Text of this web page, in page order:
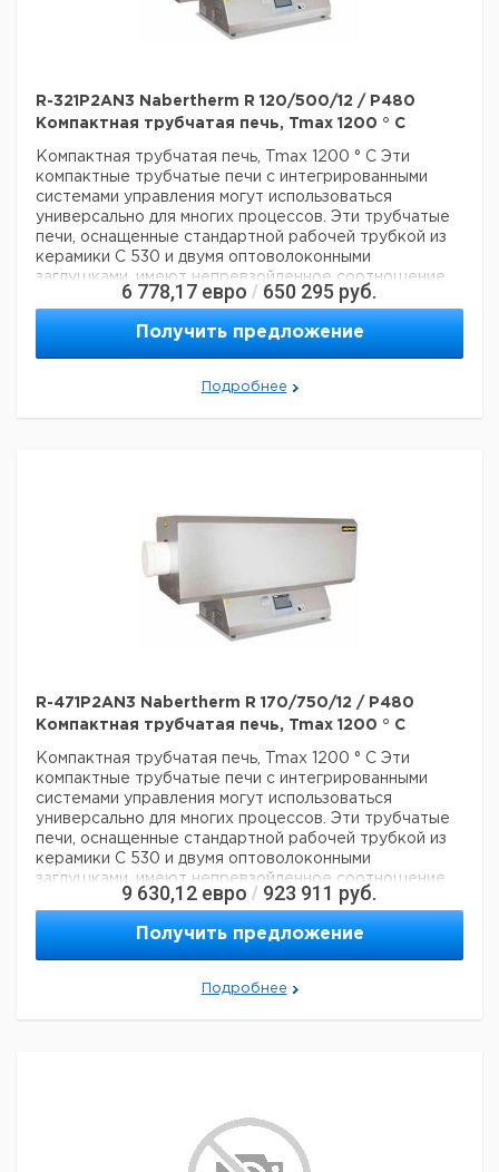
R-321P2AN3 Nabertherm R 120/500/12 / P480
Компактная трубчатая печь, Tmax 1200 ° C
Компактная трубчатая печь, Tmax 1200 ° C Эти
компактные трубчатые печи с интегрированными
системами управления могут использоваться
универсально для многих процессов. Эти трубчатые
печи, оснащенные стандартной рабочей трубкой из
керамики C 530 и двумя оптоволоконными
заглушками, имеют непревзойденное соотношение
цены и качества.? -? Tmax 1200 ° C или 1300 ° C
Однозонный дизайн в стандартной комплектации-
Корпус с двойной оболочкой из листов
текстурированной нержавеющей стали-
Используются только волокнистые материалы,
которые не классифицируются как канцерогенные в
соответствии с TRGS 905, класс 1 или 2.- диаметр
6 778,17 евро / 650 295 руб.
Получить предложение
Подробнее
R-471P2AN3 Nabertherm R 170/750/12 / P480
Компактная трубчатая печь, Tmax 1200 ° C
Компактная трубчатая печь, Tmax 1200 ° C Эти
компактные трубчатые печи с интегрированными
системами управления могут использоваться
универсально для многих процессов. Эти трубчатые
печи, оснащенные стандартной рабочей трубкой из
керамики C 530 и двумя оптоволоконными
заглушками, имеют непревзойденное соотношение
цены и качества.? -? Tmax 1200 ° C или 1300 ° C
Однозонный дизайн в стандартной комплектации-
Корпус с двойной оболочкой из листов
текстурированной нержавеющей стали-
Используются только волокнистые материалы,
которые не классифицируются как канцерогенные в
соответствии с TRGS 905, класс 1 или 2.- диаметр
9 630,12 евро / 923 911 руб.
Получить предложение
Подробнее